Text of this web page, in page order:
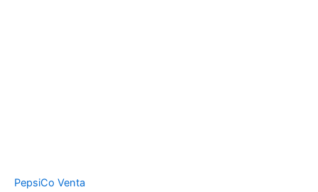
PepsiCo Venta